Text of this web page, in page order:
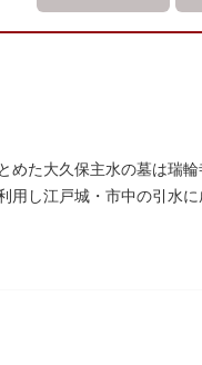
めた大久保主水の墓は瑞
用し江戸城・市中の引水